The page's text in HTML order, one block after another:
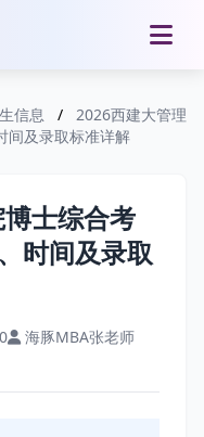
信息 /
2026西建大管理
间及录取标准详解
士综合考
时间及录取
海豚MBA张老师